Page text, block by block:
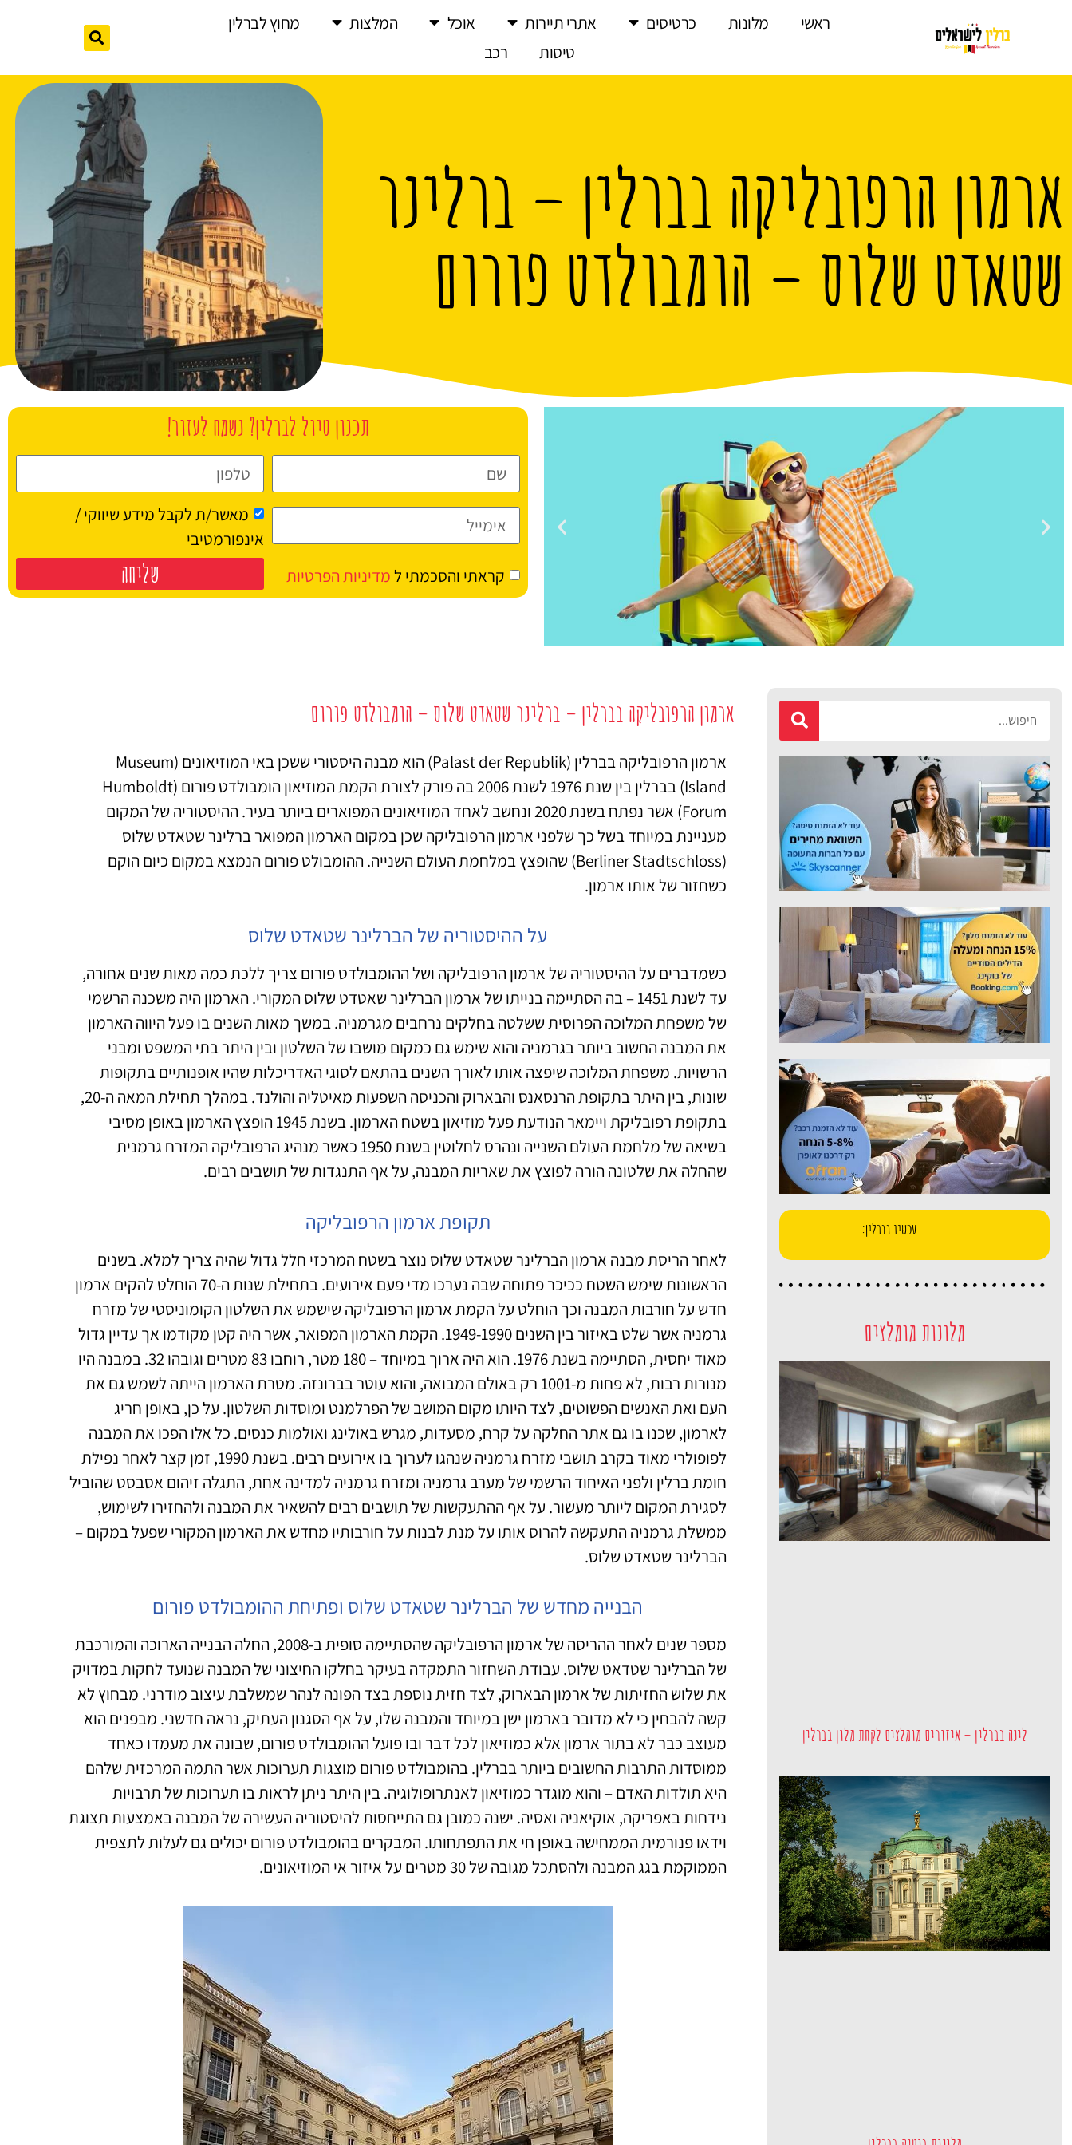
ראשי מלונות כרטיסים אתרי תיירות אוכל המלצות
מחוץ לברלין
טיסות
רכב
ארמון הרפובליקה בברלין – ברלינר
שטאדט שלוס – הומבולדט פורום
לחצו
פה!
מלונות
לחצו
פה!
תכנון טיול לברלין? נשמח לעזור!
מאשר/ת לקבל מידע שיווקי /
אינפורמטיבי
קראתי והסכמתי למדיניות הפרטיות שליחה
עכשיו בברלין:
מלונות מומלצים
לינה בברלין – איזורים מומלצים לקחת מלון בברלין
ארמון הרפובליקה בברלין – ברלינר שטאדט שלוס – הומבולדט פורום
ארמון הרפובליקה בברלין (Palast der Republik)
הוא מבנה היסטורי ששכן באי המוזיאונים (Museum
Island) בברלין בין שנת 1976 לשנת 2006 בה פורק לצורת הקמת המוזיאון הומבולדט פורום (Humboldt
Forum) אשר נפתח בשנת 2020 ונחשב לאחד המוזיאונים המפוארים ביותר בעיר. ההיסטוריה של המקום
מעניינת במיוחד בשל כך שלפני ארמון הרפובליקה שכן במקום הארמון המפואר ברלינר שטאדט שלוס
(
Berliner Stadtschloss) שהופצץ במלחמת העולם השנייה. ההומבולט פורום הנמצא במקום כיום הוקם
כשחזור של אותו ארמון.
על ההיסטוריה של הברלינר שטאדט שלוס
כשמדברים על ההיסטוריה של ארמון הרפובליקה ושל ההומבולדט פורום צריך ללכת כמה מאות שנים אחורה,
עד לשנת 1451 – בה הסתיימה בנייתו של ארמון הברלינר שאטדט שלוס המקורי. הארמון היה משכנה הרשמי
של משפחת המלוכה הפרוסית ששלטה בחלקים נרחבים מגרמניה. במשך מאות השנים בו פעל היווה הארמון
את המבנה החשוב ביותר בגרמניה והוא שימש גם כמקום מושבו של השלטון ובין היתר בתי המשפט ומבני
הרשויות. משפחת המלוכה שיפצה אותו לאורך השנים בהתאם לסוגי האדריכלות שהיו אופנותיים בתקופות
שונות, בין היתר בתקופת הרנסאנס והבארוק והכניסה השפעות מאיטליה והולנד. במהלך תחילת המאה ה-20,
בתקופת רפובליקת ויימאר הנודעת פעל מוזיאון בשטח הארמון. בשנת 1945 הופצץ הארמון באופן מסיבי
בשיאה של מלחמת העולם השנייה ונהרס לחלוטין בשנת 1950 כאשר מנהיג הרפובליקה המזרח גרמנית
שהחלה את שלטונה הורה לפוצץ את שאריות המבנה, על אף התנגדות של תושבים רבים.
תקופת ארמון הרפובליקה
לאחר הריסת מבנה ארמון הברלינר שטאדט שלוס נוצר בשטח המרכזי חלל גדול שהיה צריך למלא. בשנים
הראשונות שימש השטח ככיכר פתוחה שבה נערכו מדי פעם אירועים. בתחילת שנות ה-70 הוחלט להקים ארמון
חדש על חורבות המבנה וכך הוחלט על הקמת ארמון הרפובליקה שישמש את השלטון הקומוניסטי של מזרח
גרמניה אשר שלט באיזור בין השנים 1949-1990. הקמת הארמון המפואר, אשר היה קטן מקודמו אך עדיין גדול
מאוד יחסית, הסתיימה בשנת 1976. הוא היה ארוך במיוחד – 180 מטר, רוחבו 83 מטרים וגובהו 32. במבנה היו
מנורות רבות, לא פחות מ-1001 רק באולם המבואה, והוא עוטר בברונזה. מטרת הארמון הייתה לשמש גם את
העם ואת האנשים הפשוטים, לצד היותו מקום המושב של הפרלמנט ומוסדות השלטון. על כן, באופן חריג
לארמון, שכנו בו גם אתר החלקה על קרח, מסעדות, מגרש באולינג ואולמות כנסים. כל אלו הפכו את המבנה
לפופולרי מאוד בקרב תושבי מזרח גרמניה שנהגו לערוך בו אירועים רבים. בשנת 1990, זמן קצר לאחר נפילת
חומת ברלין ולפני האיחוד הרשמי של מערב גרמניה ומזרח גרמניה למדינה אחת, התגלה זיהום אסבסט שהוביל
לסגירת המקום ליותר מעשור. על אף ההתעקשות של תושבים רבים להשאיר את המבנה ולהחזירו לשימוש,
ממשלת גרמניה התעקשה להרוס אותו על מנת לבנות על חורבותיו מחדש את הארמון המקורי שפעל במקום –
הברלינר שטאדט שלוס.
הבנייה מחדש של הברלינר שטאדט שלוס ופתיחת ההומבולדט פורום
מספר שנים לאחר ההריסה של ארמון הרפובליקה שהסתיימה סופית ב-2008, החלה הבנייה הארוכה והמורכבת
של הברלינר שטדאט שלוס. עבודת השחזור התמקדה בעיקר בחלקו החיצוני של המבנה שנועד לחקות במדויק
את שלוש החזיתות של ארמון הבארוק, לצד חזית נוספת בצד הפונה לנהר שמשלבת עיצוב מודרני. מבחוץ לא
קשה להבחין כי לא מדובר בארמון ישן במיוחד והמבנה שלו, על אף הסגנון העתיק, נראה חדשני. מבפנים הוא
מעוצב כבר לא בתור ארמון אלא כמוזיאון לכל דבר ובו פועל ההומבולדט פורום, שבונה את מעמדו כאחד
ממוסדות התרבות החשובים ביותר בברלין. בהומבולדט פורום מוצגות תערוכות אשר התמה המרכזית שלהם
היא תולדות האדם – והוא מוגדר כמוזיאון לאנתרופולוגיה. בין היתר ניתן לראות בו תערוכות של תרבויות
נידחות באפריקה, אוקיאניה ואסיה. ישנה כמובן גם התייחסות להיסטוריה העשירה של המבנה באמצעות תצוגת
וידאו פנורמית הממחישה באופן חי את התפתחותו. המבקרים בהומבולדט פורום יכולים גם לעלות לתצפית
הממוקמת בגג המבנה ולהסתכל מגובה של 30 מטרים על איזור אי המוזיאונים.